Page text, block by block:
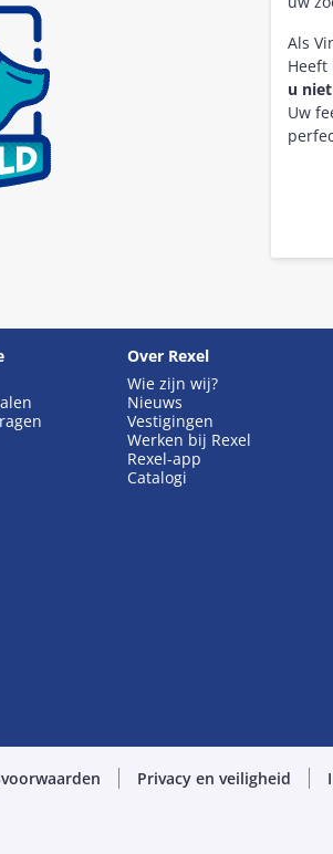
Als
Heeft
u
Uw
Over Rexel
Wie zijn wij?
Nieuws
Vestigingen
Werken bij Rexel
Rexel-app
Catalogi
Privacy en veiligheid